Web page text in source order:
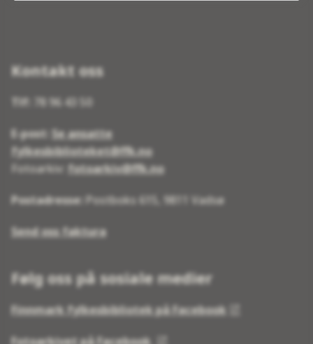
Kontakt oss
Tlf: 78 96 43 50
E-post: Se ansatte
fylkesbiblioteket@ffk.no
Fotoarkiv: fotoarkiv@ffk.no
Postadresse: Postboks 615, 9811 Vadsø
Send oss faktura
Følg oss på sosiale medier
Finnmark fylkesbibliotek på Facebook